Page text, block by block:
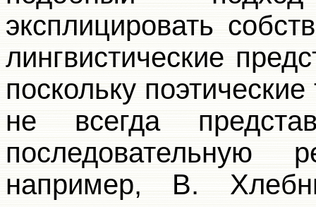
эксплицировать
лингвистические
поскольку
не всегда
последовательную
например, В.